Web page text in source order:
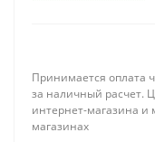
Принимается оплата
за наличный расчет.
интернет-магазина и
магазинах